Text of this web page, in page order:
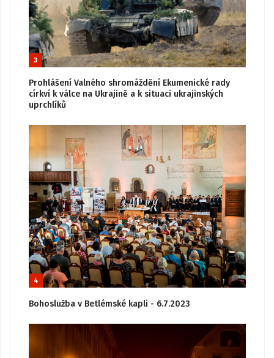
3
Prohlášení Valného shromáždění Ekumenické rady
církví k válce na Ukrajině a k situaci ukrajinských
uprchlíků
4
Bohoslužba v Betlémské kapli - 6.7.2023